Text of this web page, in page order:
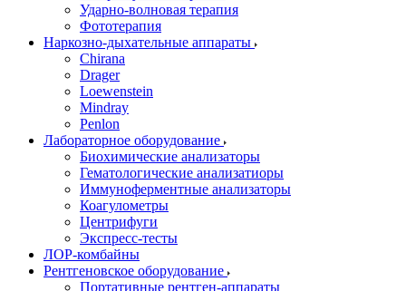
Ударно-волновая терапия
Фототерапия
Наркозно-дыхательные аппараты
Chirana
Drager
Loewenstein
Mindray
Penlon
Лабораторное оборудование
Биохимические анализаторы
Гематологические анализатиоры
Иммуноферментные анализаторы
Коагулометры
Центрифуги
Экспресс-тесты
ЛОР-комбайны
Рентгеновское оборудование
Портативные рентген-аппараты